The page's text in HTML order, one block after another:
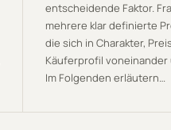
entscheidende Faktor.
mehrere klar definierte
die sich in Charakter,
Käuferprofil
Im Folgenden erläutern…